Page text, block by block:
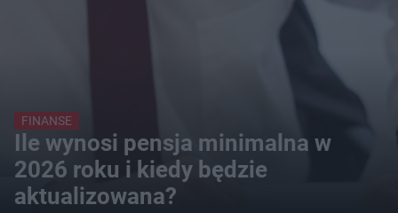
FINANSE
Ile wynosi pensja minimalna w
2026 roku i kiedy będzie
aktualizowana?